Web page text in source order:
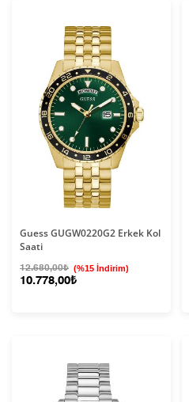
Guess GUGW0220G2 Erkek Kol
Saati
12.680,00₺ (%15 İndirim)
10.778,00₺